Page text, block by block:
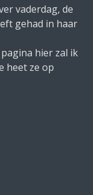
vaderdag, de
gehad in haar
hier zal ik
heet ze op